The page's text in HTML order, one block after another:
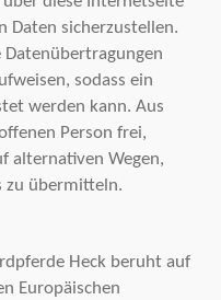
Daten sicherzustellen.
sodass ein
werden kann. Aus
Person frei,
alternativen Wegen,
zu übermitteln.
Heck beruht auf
Europäischen